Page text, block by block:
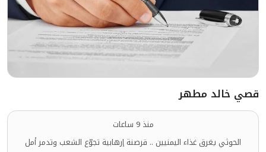
قصي خالد مطهر
منذ 9 ساعات
الحوثي يغرق غذاء اليمنيين .. قرصنة إرهابية تجوّع الشعب وتدمر أمل